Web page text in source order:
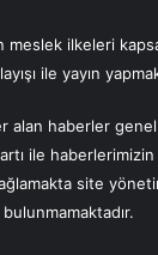
meslek ilkeleri
ile yayın
alan haberler
ile haberlerimizin
site